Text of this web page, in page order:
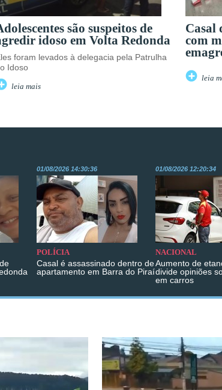
são suspeitos de
idoso em Volta Redonda
foram levados à delegacia pela Patrulha
Idoso
leia mais
Casal
com
leia
01/08/2026 14:30:36
POLÍCIA
Casal é assassinado dentro de
apartamento em Barra do Piraí
01/08/2026 12:20:34
NACIONAL
Aumento de
divide opiniões
em carros